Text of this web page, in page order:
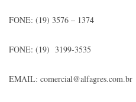
FONE: (19) 3576 – 1374
FONE: (19) 3199-3535
EMAIL: comercial@alfagres.com.br